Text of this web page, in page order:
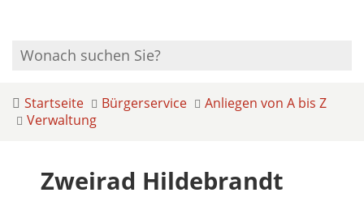
Startseite Bürgerservice
Anliegen von A bis Z
Verwaltung
Zweirad Hildebrandt